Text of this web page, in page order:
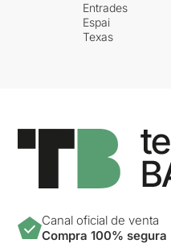
Entrades
Espai
Texas
Canal oficial de venta
Compra 100% segura